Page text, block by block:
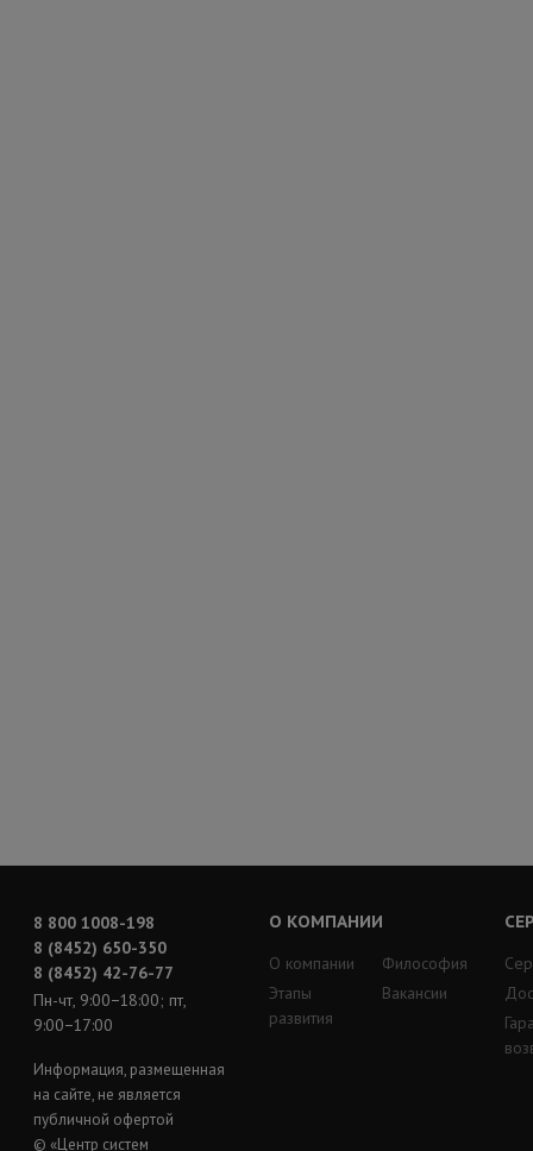
8 800 1008-198
8 (8452) 650-350
8 (8452) 42-76-77
Пн-чт, 9:00−18:00; пт,
9:00−17:00
Информация, размещенная
на сайте, не является
публичной офертой
© «Центр систем
О КОМПАНИИ
О компании
Этапы
развития
Философия
Вакансии